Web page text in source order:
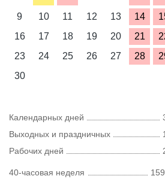
9
10 11 12 13 14
16
17 18 19 20 21
23
24 25 26 27 28
30
Календарных дней
Выходных и праздничных
Рабочих дней
40-часовая неделя